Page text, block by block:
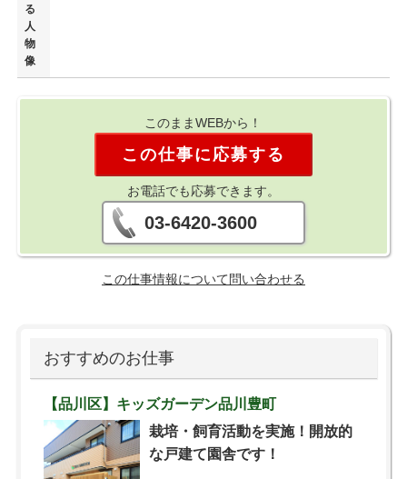
る
人
物
像
このままWEBから！
この仕事に応募する
お電話でも応募できます。
03-6420-3600
この仕事情報について問い合わせる
おすすめのお仕事
【品川区】キッズガーデン品川豊町
栽培・飼育活動を実施！開放的
な戸建て園舎です！